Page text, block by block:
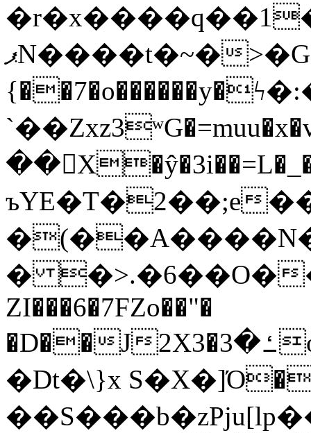
ޕN����t�~�>�G�{�Wރ�sl̞�@x_:�ˏ��՛��zU;wk�F�m�q}
ъYE�T�2��;e
� �>.�6��O�
ZI���6�7FZo��"�
�D��J2X3�ߑ�3o�|aak�q�@����]�K���w���r;�
�Dt�\}x